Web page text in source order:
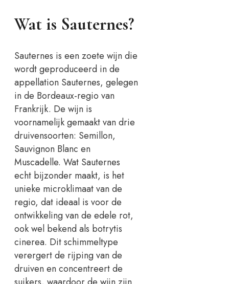
Wat is Sauternes?
Sauternes is een zoete wijn die
wordt geproduceerd in de
appellation Sauternes, gelegen
in de Bordeaux-regio van
Frankrijk. De wijn is
voornamelijk gemaakt van drie
druivensoorten: Semillon,
Sauvignon Blanc en
Muscadelle. Wat Sauternes
echt bijzonder maakt, is het
unieke microklimaat van de
regio, dat ideaal is voor de
ontwikkeling van de edele rot,
ook wel bekend als botrytis
cinerea. Dit schimmeltype
verergert de rijping van de
druiven en concentreert de